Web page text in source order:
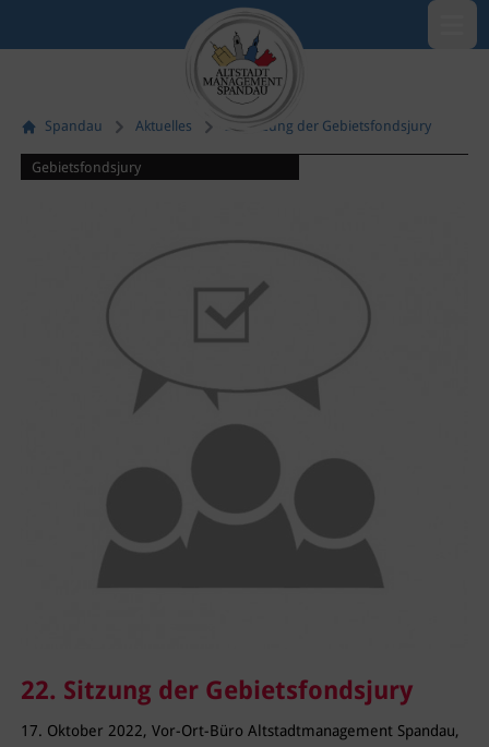
Spandau Aktuelles 22. Sitzung der Gebietsfondsjury
Gebietsfondsjury
22. Sitzung der Gebietsfondsjury
17. Oktober 2022, Vor-Ort-Büro Altstadtmanagement Spandau,